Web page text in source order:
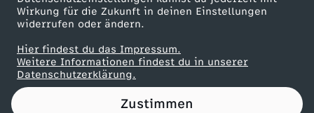
Wirkung für die Zukunft in deinen Einstellungen
widerrufen oder ändern.
Hier findest du das Impressum.
Weitere Informationen findest du in unserer
Datenschutzerklärung.
Zustimmen
c
h
n
Partner